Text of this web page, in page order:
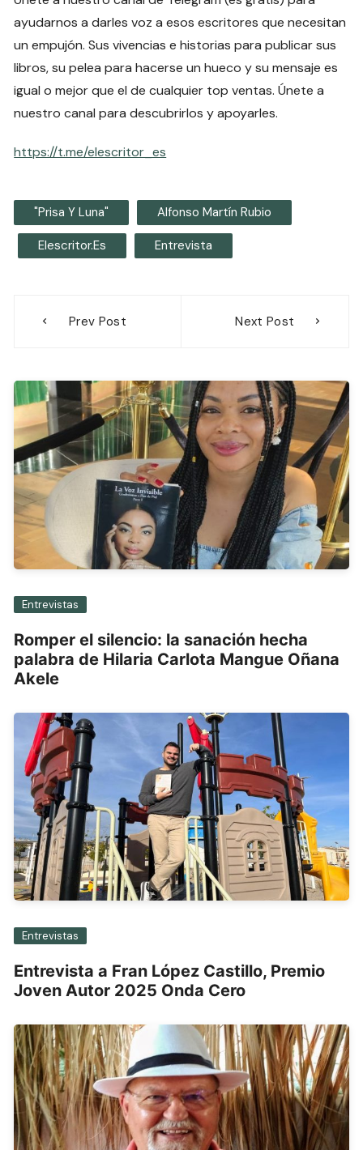
ayudarnos a darles voz a esos escritores que necesitan
un empujón. Sus vivencias e historias para publicar sus
libros, su pelea para hacerse un hueco y su mensaje es
igual o mejor que el de cualquier top ventas. Únete a
nuestro canal para descubrirlos y apoyarles.
https://t.me/elescritor_es
"Prisa Y Luna" Alfonso Martín Rubio
Elescritor.es Entrevista
Prev Post Next Post
Entrevistas
Romper el silencio: la sanación hecha
palabra de Hilaria Carlota Mangue Oñana
Akele
Entrevistas
Entrevista a Fran López Castillo, Premio
Joven Autor 2025 Onda Cero